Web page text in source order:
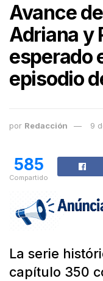
Avance de
Adriana y
esperado
episodio
por Redacción 9
585
Compartido
La serie
capítulo 350